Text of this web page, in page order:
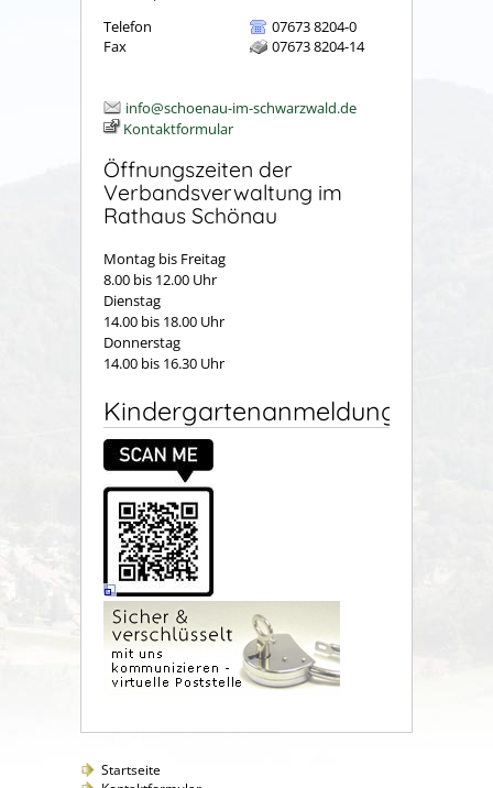
Telefon
07673 8204-0
Fax
07673 8204-14
info@schoenau-im-schwarzwald.de
Kontaktformular
Öffnungszeiten der
Verbandsverwaltung im
Rathaus Schönau
Montag bis Freitag
8.00 bis 12.00 Uhr
Dienstag
14.00 bis 18.00 Uhr
Donnerstag
14.00 bis 16.30 Uhr
Kindergartenanmeldung
Startseite